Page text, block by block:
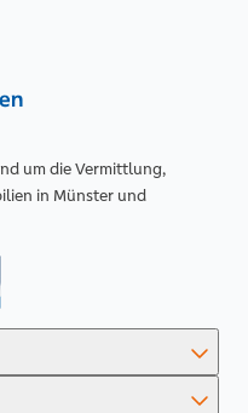
um die Vermittlung,
in Münster und